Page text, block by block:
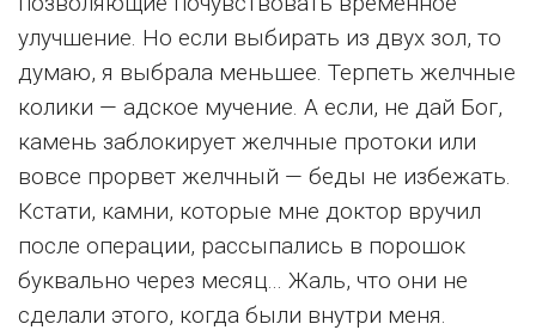
улучшение. Но если выбирать из двух зол, то
думаю, я выбрала меньшее. Терпеть желчные
колики — адское мучение. А если, не дай Бог,
камень заблокирует желчные протоки или
вовсе прорвет желчный — беды не избежать.
Кстати, камни, которые мне доктор вручил
после операции, рассыпались в порошок
буквально через месяц... Жаль, что они не
сделали этого, когда были внутри меня.